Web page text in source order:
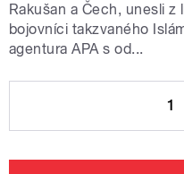
Rakušan a Čech, unesli
bojovníci takzvaného
agentura APA s od...
1